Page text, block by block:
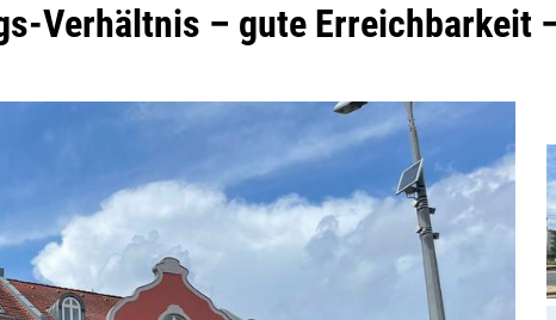
Verhältnis – gute Erreichbarkeit